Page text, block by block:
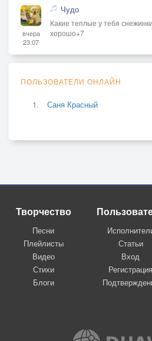
вчера
23:07
Чудо
Какие теплые у тебя
хорошо+7
ПОЛЬЗОВАТЕЛИ ОНЛАЙН
Саня Красный
Творчество
Песни
Плейлисты
Видео
Стихи
Блоги
Статьи
Вход
Регистрация